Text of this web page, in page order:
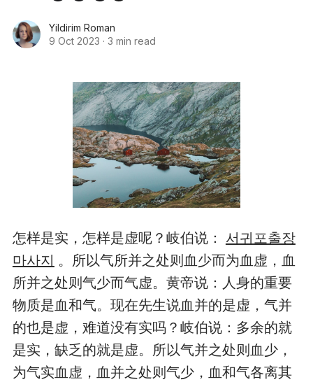
Yildirim Roman
9 Oct 2023 · 3 min read
怎样是实，怎样是虚呢？岐伯说： 서귀포출장
마사지 。所以气所并之处则血少而为血虚，血
所并之处则气少而气虚。黄帝说：人身的重要
物质是血和气。现在先生说血并的是虚，气并
的也是虚，难道没有实吗？岐伯说：多余的就
是实，缺乏的就是虚。所以气并之处则血少，
为气实血虚，血并之处则气少，血和气各离其